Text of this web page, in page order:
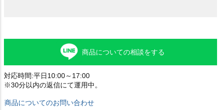
商品についての相談をする
対応時間:平日10:00～17:00
※30分以内の返信にて運用中。
商品についてのお問い合わせ